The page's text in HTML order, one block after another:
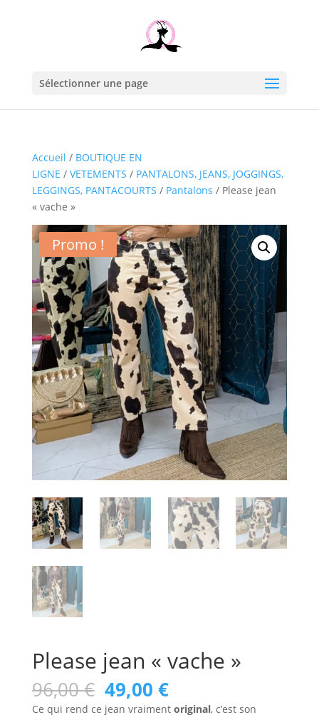
Sélectionner une page
Accueil / BOUTIQUE EN
LIGNE / VETEMENTS / PANTALONS, JEANS, JOGGINGS,
LEGGINGS, PANTACOURTS / Pantalons / Please jean
« vache »
Promo !
Please jean « vache »
96,00€ Le
prix
49,00 €Le
prix
Ce qui rend ce jean vraiment original, c’est son